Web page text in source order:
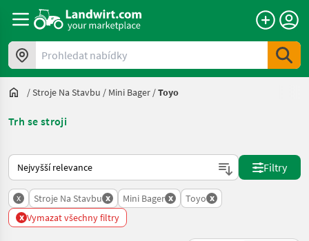
Prohledat nabídky
/Stroje Na Stavbu / Mini Bager /Toyo
Trh se stroji
Takto se řadí nabídky na Landwirt.com
Filtry
x Stroje Na Stavbu x Mini Bager x Toyo x
x Vymazat všechny filtry